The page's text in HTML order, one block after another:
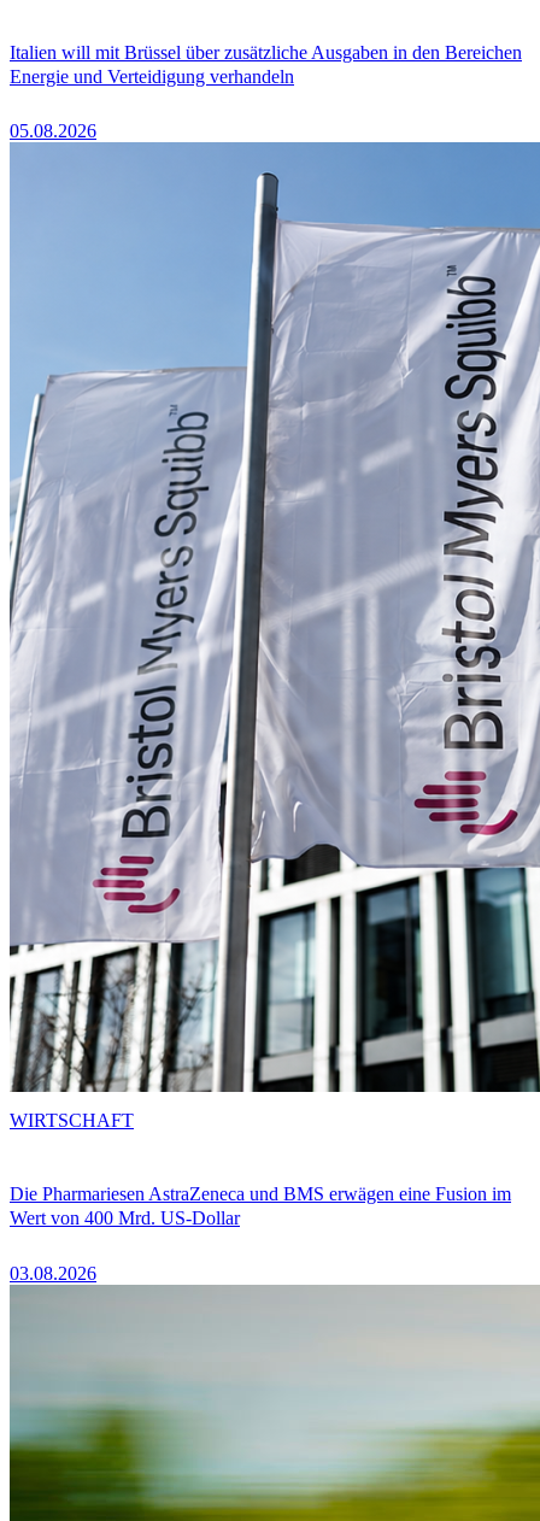
Italien will mit Brüssel über zusätzliche Ausgaben in den Bereichen
Energie und Verteidigung verhandeln
05.08.2026
Die Pharmariesen AstraZeneca und BMS erwägen eine Fusion im
Wert von 400 Mrd. US-Dollar
03.08.2026
WIRTSCHAFT